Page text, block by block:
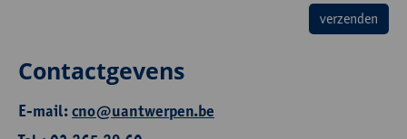
Contactgevens
E-mail:cno@uantwerpen.be